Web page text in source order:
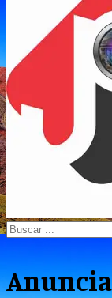
Search
for: